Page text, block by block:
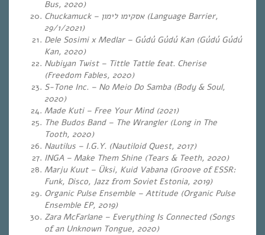
Bus, 2020)
Chuckamuck – אסקימו לימון (Language Barrier,
29/1/2021)
Dele Sosimi x Medlar – Gúdú Gúdú Kan (Gúdú Gúdú
Kan, 2020)
Nubiyan Twist – Tittle Tattle feat. Cherise
(Freedom Fables, 2020)
S-Tone Inc. – No Meio Do Samba (Body & Soul,
2020)
Made Kuti – Free Your Mind (2021)
The Budos Band – The Wrangler (Long in The
Tooth, 2020)
Nautilus – I.G.Y. (Nautiloid Quest, 2017)
INGA – Make Them Shine (Tears & Teeth, 2020)
Marju Kuut – Üksi, Kuid Vabana (Groove of ESSR:
Funk, Disco, Jazz from Soviet Estonia, 2019)
Organic Pulse Ensemble – Attitude (Organic Pulse
Ensemble EP, 2019)
Zara McFarlane – Everything Is Connected (Songs
of an Unknown Tongue, 2020)